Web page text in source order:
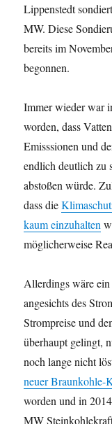
Lippenstedt
MW. Diese
bereits im
begonnen.
Immer wieder war
worden, dass
Emisssionen und
endlich deutlich zu
abstoßen würde.
dass die
kaum einzuhalten
möglicherweise
Allerdings wäre
angesichts des
Strompreise und
überhaupt gelingt,
noch lange nicht
neuer Braunkohle-
worden und in
MW